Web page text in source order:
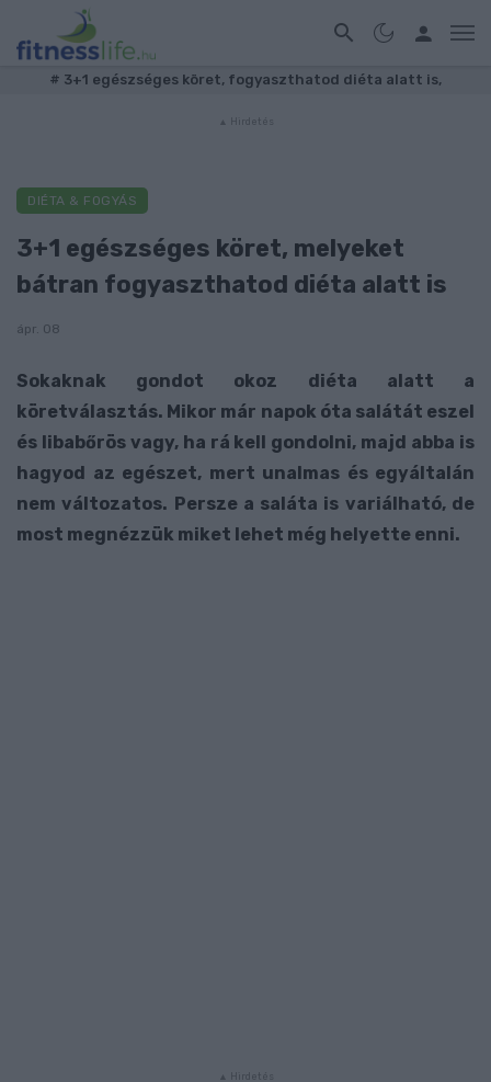
# 3+1 egészséges köret, fogyaszthatod diéta alatt is,
DIÉTA & FOGYÁS
3+1 egészséges köret, melyeket
bátran fogyaszthatod diéta alatt is
ápr. 08
Sokaknak gondot okoz diéta alatt a
köretválasztás. Mikor már napok óta salátát eszel
és libabőrös vagy, ha rá kell gondolni, majd abba is
hagyod az egészet, mert unalmas és egyáltalán
nem változatos. Persze a saláta is variálható, de
most megnézzük miket lehet még helyette enni.